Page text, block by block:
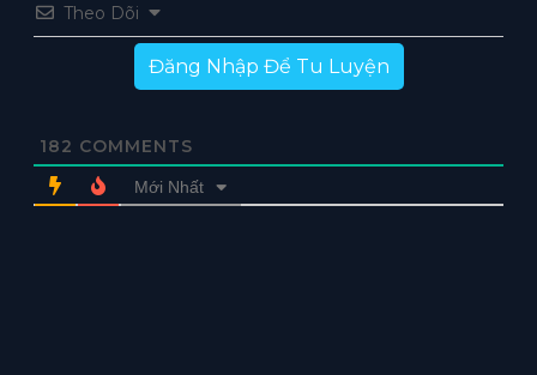
Theo Dõi
Đăng Nhập Để Tu Luyện
182 COMMENTS
Mới Nhất